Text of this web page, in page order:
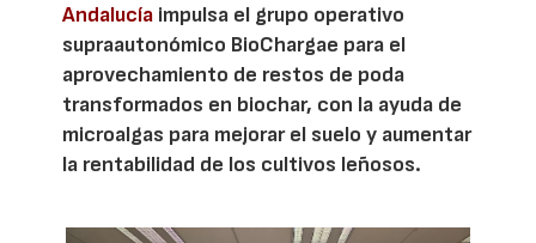
Andalucía impulsa el grupo operativo
supraautonómico BioChargae para el
aprovechamiento de restos de poda
transformados en biochar, con la ayuda de
microalgas para mejorar el suelo y aumentar
la rentabilidad de los cultivos leñosos.